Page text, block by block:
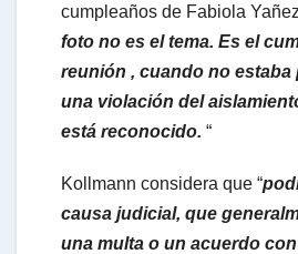
p
cumpleaños de Fabiola
foto no es el tema. Es el
reunión , cuando no estaba
una violación del
está reconocido. “
Kollmann considera que “
causa judicial, que
una multa o un acuerdo